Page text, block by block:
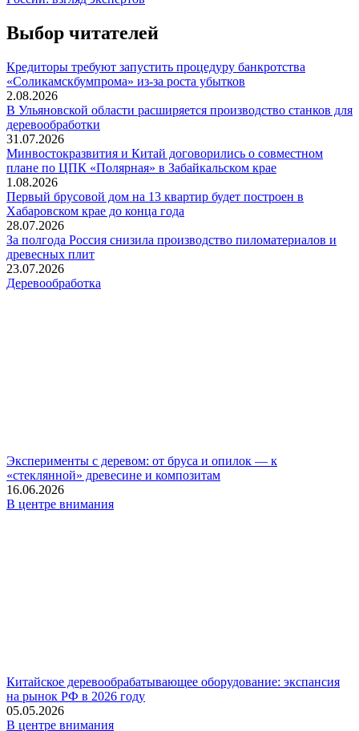
Выбор читателей
Кредиторы требуют запустить процедуру банкротства
«Соликамскбумпрома» из-за роста убытков
2.08.2026
В Ульяновской области расширяется производство станков для
деревообработки
31.07.2026
Минвостокразвития и Китай договорились о совместном
плане по ЦПК «Полярная» в Забайкальском крае
1.08.2026
Первый брусовой дом на 13 квартир будет построен в
Хабаровском крае до конца года
28.07.2026
За полгода Россия снизила производство пиломатериалов и
древесных плит
23.07.2026
Деревообработка
Эксперименты с деревом: от бруса и опилок — к
«стеклянной» древесине и композитам
16.06.2026
В центре внимания
Китайское деревообрабатывающее оборудование: экспансия
на рынок РФ в 2026 году
05.05.2026
В центре внимания